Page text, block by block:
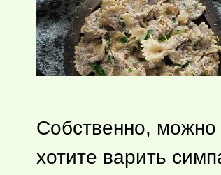
Собственно,
хотите варить